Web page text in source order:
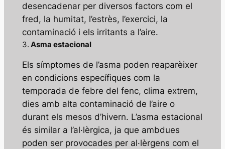
desencadenar per diversos factors com el
fred, la humitat, l’estrès, l’exercici, la
contaminació i els irritants a l’aire.
3. Asma estacional
Els símptomes de l’asma poden reaparèixer
en condicions específiques com la
temporada de febre del fenc, clima extrem,
dies amb alta contaminació de l’aire o
durant els mesos d’hivern. L’asma estacional
és similar a l’al·lèrgica, ja que ambdues
poden ser provocades per al·lèrgens com el